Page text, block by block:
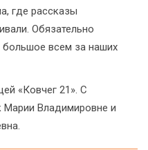
где рассказы
Обязательно
всем за наших
«Ковчег 21». С
Марии Владимировне и